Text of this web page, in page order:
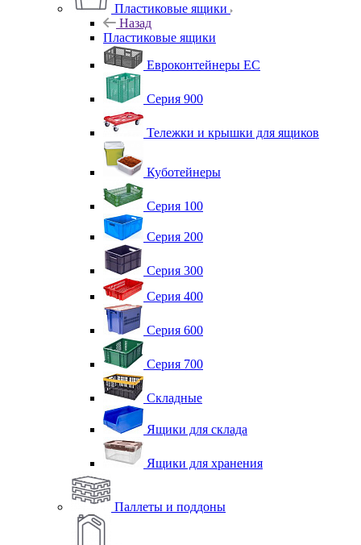
Пластиковые ящики
Назад
Пластиковые ящики
Евроконтейнеры ЕС
Серия 900
Тележки и крышки для ящиков
Куботейнеры
Серия 100
Серия 200
Серия 300
Серия 400
Серия 600
Серия 700
Складные
Ящики для склада
Ящики для хранения
Паллеты и поддоны